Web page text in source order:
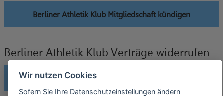
Berliner Athletik Klub Mitgliedschaft kündigen
Berliner Athletik Klub Verträge widerrufen
Berliner Athletik Klub Dauerkarte widerrufen
Wir nutzen Cookies
Sofern Sie Ihre Datenschutzeinstellungen ändern